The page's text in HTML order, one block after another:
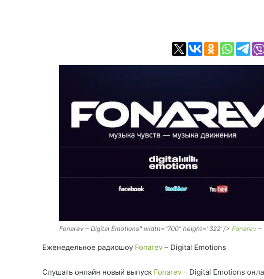
Fonarev – Digital Emotions" width="700" height="322"/> Fonarev –
Еженедельное радиошоу Fonarev – Digital Emotions
Слушать онлайн новый выпуск Fonarev – Digital Emotions